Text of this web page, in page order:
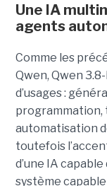
Une IA
agents
Comme les
Qwen, Qwen
d’usages :
programmation,
automatisation
toutefois
d’une IA
système